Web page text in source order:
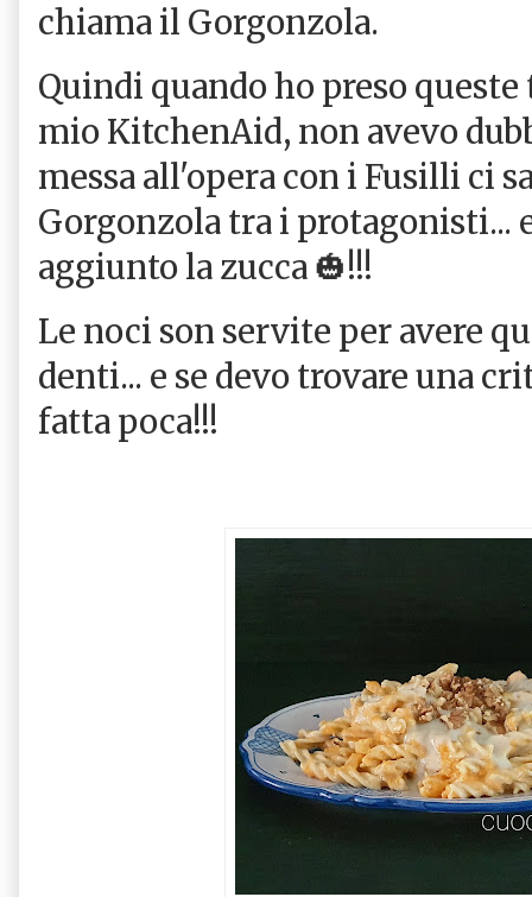
chiama il Gorgonzola.
Quindi quando ho preso
mio KitchenAid, non avevo
messa all'opera con i Fusilli ci
Gorgonzola tra i protagonisti...
aggiunto la zucca 🎃!!!
Le noci son servite per avere
denti... e se devo trovare una
fatta poca!!!